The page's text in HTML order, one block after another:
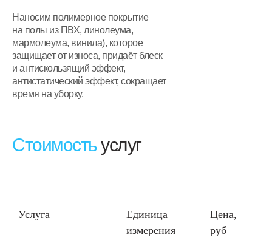
Наносим полимерное покрытие
на полы из ПВХ, линолеума,
мармолеума, винила), которое
защищает от износа, придаёт блеск
и антискользящий эффект,
антистатический эффект, сокращает
время на уборку.
Стоимостьуслуг
Услуга
Единица
измерения
Цена,
руб